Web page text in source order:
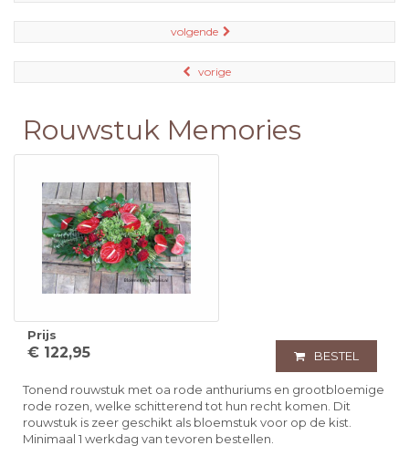
volgende
vorige
Rouwstuk Memories
Prijs
€ 122,95 BESTEL
Tonend rouwstuk met oa rode anthuriums en grootbloemige
rode rozen, welke schitterend tot hun recht komen. Dit
rouwstuk is zeer geschikt als bloemstuk voor op de kist.
Minimaal 1 werkdag van tevoren bestellen.